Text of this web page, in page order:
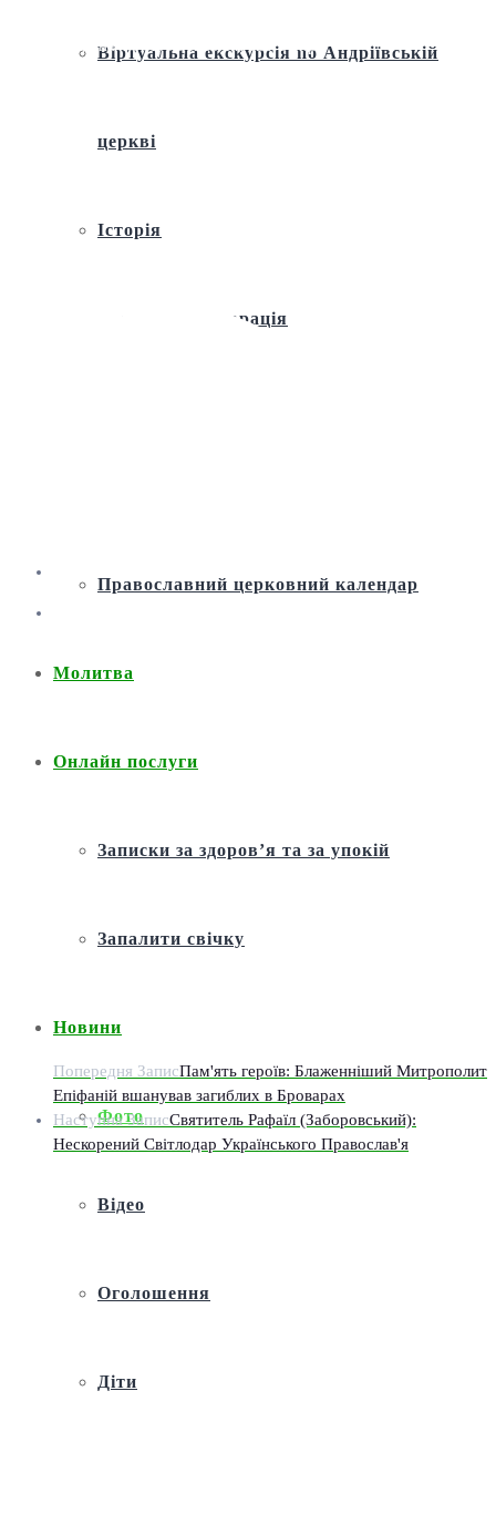
Віртуальна екскурсія по Андріївській
церкві
Історія
Ремонт і реставрація
Православний церковний календар
Молитва
Онлайн послуги
Записки за здоров’я та за упокій
Запалити свічку
Новини
Фото
Відео
Оголошення
Діти
Філарет відзначив Хрещенський святвечір
Попередня ЗаписПам'ять героїв: Блаженніший Митрополит
Епіфаній вшанував загиблих в Броварах
Наступна ЗаписСвятитель Рафаїл (Заборовський):
Нескорений Світлодар Українського Православ'я